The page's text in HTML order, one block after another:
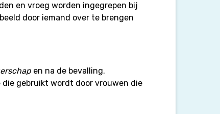
en vroeg worden ingegrepen bij
door iemand over te brengen
en na de bevalling.
gebruikt wordt door vrouwen die